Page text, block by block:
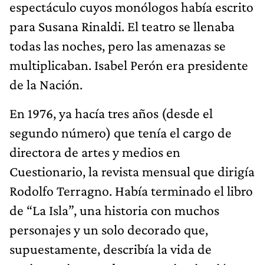
espectáculo cuyos monólogos había escrito
para Susana Rinaldi. El teatro se llenaba
todas las noches, pero las amenazas se
multiplicaban. Isabel Perón era presidente
de la Nación.
En 1976, ya hacía tres años (desde el
segundo número) que tenía el cargo de
directora de artes y medios en
Cuestionario, la revista mensual que dirigía
Rodolfo Terragno. Había terminado el libro
de “La Isla”, una historia con muchos
personajes y un solo decorado que,
supuestamente, describía la vida de